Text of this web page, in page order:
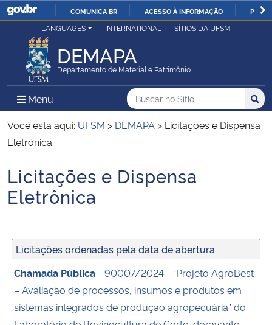
IR
O
COMUNICA BR ACESSO À INFORMAÇÃO
Ministério da Justiça e Segurança Pública
Ministério da Defesa
Ministério das Relações Exteriores
Ministério da Infraestrutura
Ministério da Educação
LANGUAGES INTERNATIONAL SÍTIOS DA UFSM
DEMAPA
Departamento de Material e Patrimônio
Menu Menu Principal do Sítio
Busca
Buscar no no Sítio
Busca:
Você está aqui: UFSM > DEMAPA > Licitações e Dispensa
Eletrônica
Início do conteúdo
Licitações e Dispensa
Eletrônica
Licitações ordenadas pela data de abertura
Chamada Pública - 90007/2024 - “Projeto AgroBest
– Avaliação de processos, insumos e produtos em
sistemas integrados de produção agropecuária” do